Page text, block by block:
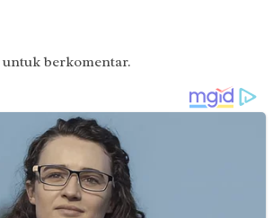
untuk berkomentar.